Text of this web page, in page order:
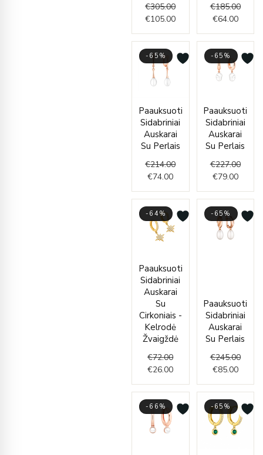
€305.00
€105.00
€185.00
€64.00
-65%
Paauksuoti
Sidabriniai
Auskarai
Su Perlais
€214.00
price
was:
€214.00.
€74.00
price
is:
€74.00.
-65%
Paauksuoti
Sidabriniai
Auskarai
Su Perlais
€227.00
price
was:
€79.00
price
is:
-64%
Paauksuoti
Sidabriniai
Auskarai
Su
Cirkoniais -
Kelrodė
Žvaigždė
€72.00
price
was:
€72.00.
€26.00
price
is:
€26.00.
-65%
Paauksuoti
Sidabriniai
Auskarai
Su Perlais
€245.00
€85.00
-66% -65%